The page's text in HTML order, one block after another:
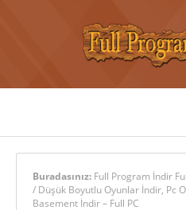
Buradasınız: Full Program İndir
/ Düşük Boyutlu Oyunlar İndir, Pc
Basement İndir – Full PC